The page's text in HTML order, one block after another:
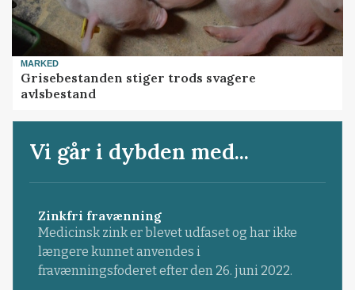
MARKED
Grisebestanden stiger trods svagere
avlsbestand
Vi går i dybden med...
Zinkfri fravænning
Medicinsk zink er blevet udfaset og har ikke
længere kunnet anvendes i
fravænningsfoderet efter den 26. juni 2022.